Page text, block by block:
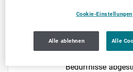
Heizöl
Wir bieten dir zuverlässige
Heizöl-Lieferungen, die für
Bedürfnisse
Cookie-Einstellungen
Alle ablehnen Alle